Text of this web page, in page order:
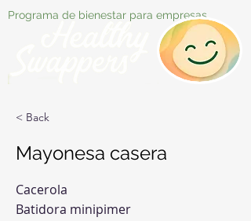
Programa de bienestar para empresas
< Back
Mayonesa casera
Cacerola
Batidora minipimer